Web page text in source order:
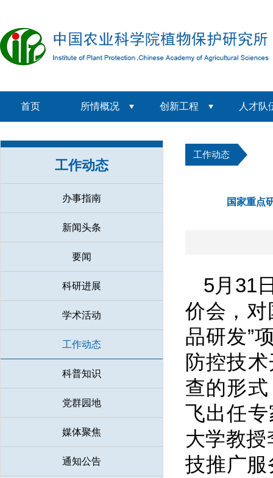
首页 所情概况 创新工程 人才队
工作动态
办事指南
新闻头条
要闻
科研进展
学术活动
工作动态
科普知识
党群园地
媒体聚焦
通知公告
工作动态
国家重点
5月31
价会，对
品研发”
防控技
查的形
飞出任
大学教
技推广